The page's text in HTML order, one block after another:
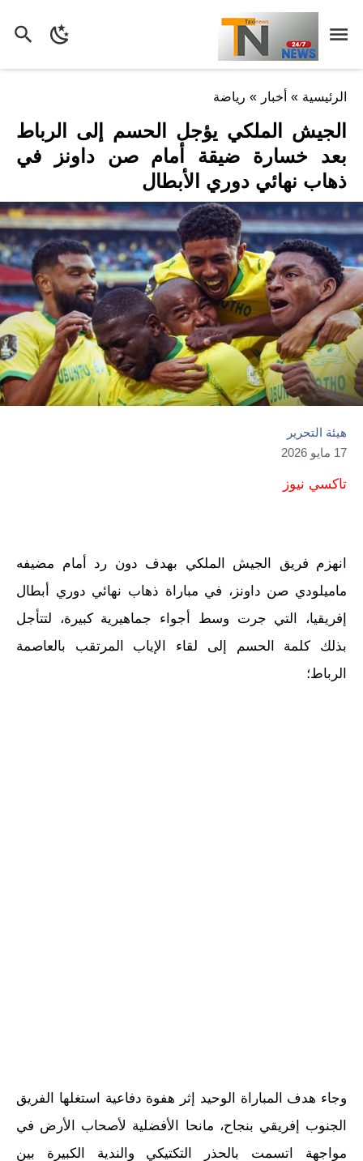
الرئيسية » أخبار » رياضة
الجيش الملكي يؤجل الحسم إلى الرباط
بعد خسارة ضيقة أمام صن داونز في
ذهاب نهائي دوري الأبطال
هيئة التحرير
17 مايو 2026
تاكسي نيوز
انهزم فريق الجيش الملكي بهدف دون رد أمام مضيفه
ماميلودي صن داونز، في مباراة ذهاب نهائي دوري أبطال
إفريقيا، التي جرت وسط أجواء جماهيرية كبيرة، لتتأجل
بذلك كلمة الحسم إلى لقاء الإياب المرتقب بالعاصمة
الرباط؛
وجاء هدف المباراة الوحيد إثر هفوة دفاعية استغلها الفريق
الجنوب إفريقي بنجاح، مانحا الأفضلية لأصحاب الأرض في
مواجهة اتسمت بالحذر التكتيكي والندية الكبيرة بين